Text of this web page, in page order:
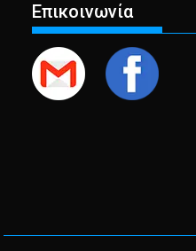
Επικοινωνία